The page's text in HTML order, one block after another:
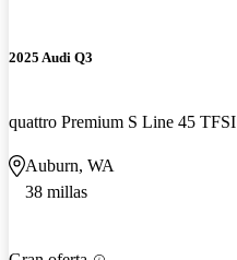
2025 Audi Q3
quattro Premium S Line 45 TFSI
Auburn, WA
38 millas